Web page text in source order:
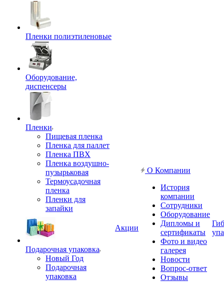
Пленки полиэтиленовые
Оборудование,
диспенсеры
Пленки
Пищевая пленка
Пленка для паллет
Пленка ПВХ
Пленка воздушно-
пузырьковая
Термоусадочная
пленка
Пленки для
запайки
Подарочная упаковка
Новый Год
Подарочная
упаковка
Акции
О Компании
История
компании
Сотрудники
Оборудование
Дипломы и
сертификаты
Фото и видео
галерея
Новости
Вопрос-ответ
Отзывы